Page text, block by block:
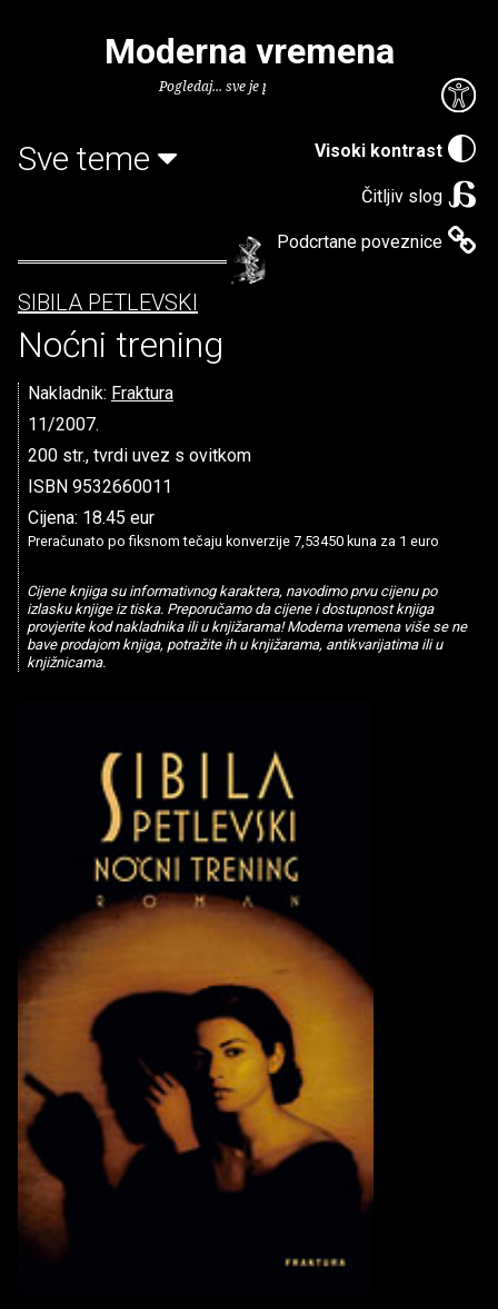
Visoki kontrast
Čitljiv slog
Podcrtane poveznice
Moderna vremena
Pogledaj... sve je puno knjiga.
Sve teme
SIBILA PETLEVSKI
Noćni trening
Nakladnik: Fraktura
11/2007.
200 str., tvrdi uvez s ovitkom
ISBN 9532660011
Cijena: 18.45 eur
Preračunato po fiksnom tečaju konverzije 7,53450 kuna za 1 euro
Cijene knjiga su informativnog karaktera, navodimo prvu cijenu po
izlasku knjige iz tiska. Preporučamo da cijene i dostupnost knjiga
provjerite kod nakladnika ili u knjižarama! Moderna vremena više se ne
bave prodajom knjiga, potražite ih u knjižarama, antikvarijatima ili u
knjižnicama.